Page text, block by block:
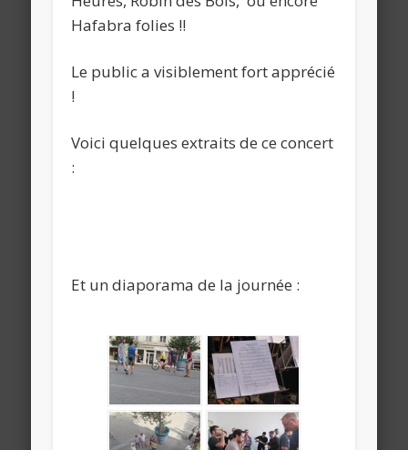
Hafabra folies !!
Le public a visiblement fort apprécié
!
Voici quelques extraits de ce concert
:
Et un diaporama de la journée :